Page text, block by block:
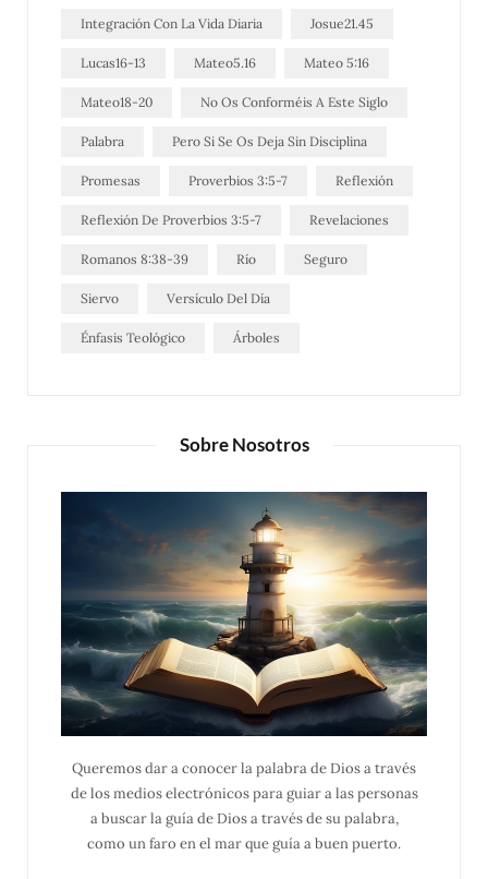
Integración Con La Vida Diaria Josue21.45
Lucas16-13 Mateo5.16 Mateo 5:16
Mateo18-20 No Os Conforméis A Este Siglo
Palabra Pero Si Se Os Deja Sin Disciplina
Promesas Proverbios 3:5-7 Reflexión
Reflexión De Proverbios 3:5-7 Revelaciones
Romanos 8:38-39 Río Seguro
Siervo Versículo Del Día
Énfasis Teológico Árboles
Sobre Nosotros
Queremos dar a conocer la palabra de Dios a través
de los medios electrónicos para guiar a las personas
a buscar la guía de Dios a través de su palabra,
como un faro en el mar que guía a buen puerto.